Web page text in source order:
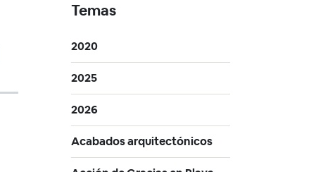
Temas
2020
2025
2026
Acabados arquitectónicos